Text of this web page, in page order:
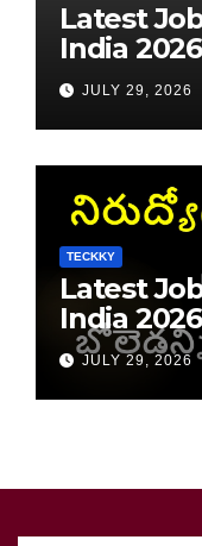
Latest
India 2026
JULY 29, 2026
TECKKY
Latest
India 2026
JULY 29, 2026